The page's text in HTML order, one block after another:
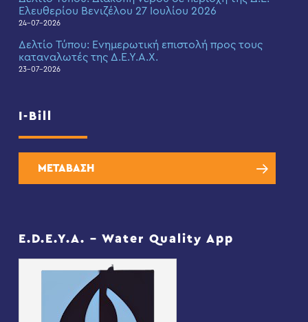
Ελευθερίου Βενιζέλου 27 Ιουλίου 2026
24-07-2026
Δελτίο Τύπου: Eνημερωτική επιστολή προς τους
καταναλωτές της Δ.Ε.Υ.Α.Χ.
23-07-2026
I-Bill
ΜΕΤΑΒΑΣΗ
E.D.E.Y.A. – Water Quality App